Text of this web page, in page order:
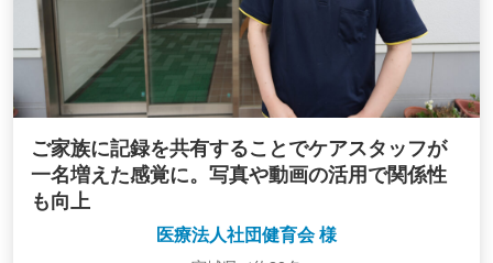
ご家族に記録を共有することでケアスタッフが
一名増えた感覚に。写真や動画の活用で関係性
も向上
医療法人社団健育会 様